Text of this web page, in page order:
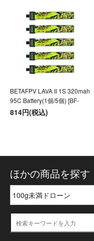
BETAFPV LAVA II 1S 320mah
95C Battery(1個/5個) [BF-
814円(税込)
ほかの商品を探す